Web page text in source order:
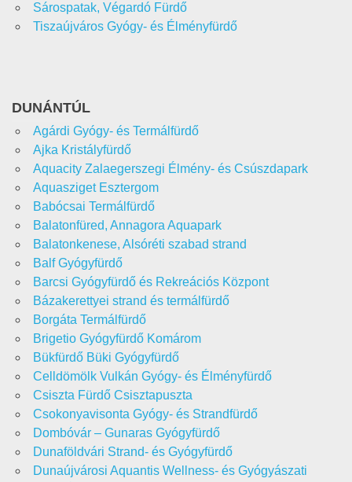
Sárospatak, Végardó Fürdő
Tiszaújváros Gyógy- és Élményfürdő
DUNÁNTÚL
Agárdi Gyógy- és Termálfürdő
Ajka Kristályfürdő
Aquacity Zalaegerszegi Élmény- és Csúszdapark
Aquasziget Esztergom
Babócsai Termálfürdő
Balatonfüred, Annagora Aquapark
Balatonkenese, Alsóréti szabad strand
Balf Gyógyfürdő
Barcsi Gyógyfürdő és Rekreációs Központ
Bázakerettyei strand és termálfürdő
Borgáta Termálfürdő
Brigetio Gyógyfürdő Komárom
Bükfürdő Büki Gyógyfürdő
Celldömölk Vulkán Gyógy- és Élményfürdő
Csiszta Fürdő Csisztapuszta
Csokonyavisonta Gyógy- és Strandfürdő
Dombóvár – Gunaras Gyógyfürdő
Dunaföldvári Strand- és Gyógyfürdő
Dunaújvárosi Aquantis Wellness- és Gyógyászati